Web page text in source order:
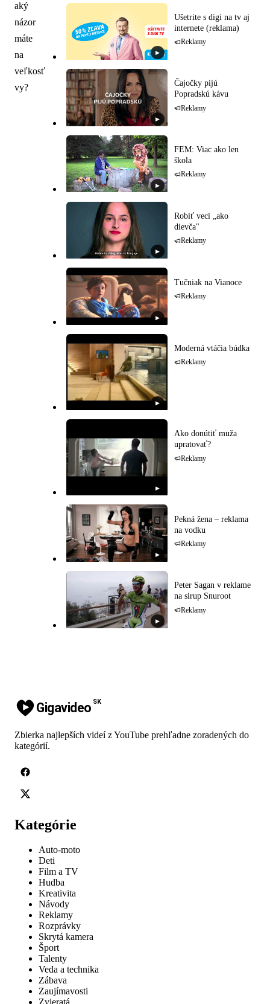
aký
názor
máte
na
veľkosť
vy?
▶
Ušetrite s digi na tv aj
internete (reklama)
Reklamy
▶
Čajočky pijú
Popradskú kávu
Reklamy
▶
FEM: Viac ako len
škola
Reklamy
▶
Robiť veci „ako
dievča"
Reklamy
▶
Tučniak na Vianoce
Reklamy
▶
Moderná vtáčia búdka
Reklamy
▶
Ako donútiť muža
upratovať?
Reklamy
▶
Pekná žena – reklama
na vodku
Reklamy
▶
Peter Sagan v reklame
na sirup Snuroot
Reklamy
Gigavideo SK
Zbierka najlepších videí z YouTube prehľadne zoradených do
kategórií.
Kategórie
Auto-moto
Deti
Film a TV
Hudba
Kreativita
Návody
Reklamy
Rozprávky
Skrytá kamera
Šport
Talenty
Veda a technika
Zábava
Zaujímavosti